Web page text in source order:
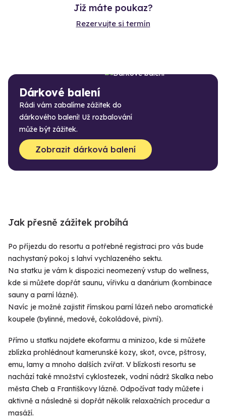
Již máte poukaz?
Rezervujte si termín
Dárkové balení
Rádi vám zabalíme zážitek do
dárkového balení! Už rozbalování
může být zážitek.
Zobrazit dárková balení
Jak přesně zážitek probíhá
Po příjezdu do resortu a potřebné registraci pro vás bude
nachystaný pokoj s lahví vychlazeného sektu.
Na statku je vám k dispozici neomezený vstup do wellness,
kde si můžete dopřát saunu, vířivku a danárium (kombinace
sauny a parní lázně).
Navíc je možné zajistit římskou parní lázeň nebo aromatické
koupele (bylinné, medové, čokoládové, pivní).
Přímo u statku najdete ekofarmu a minizoo, kde si můžete
zblízka prohlédnout kamerunské kozy, skot, ovce, pštrosy,
emu, lamy a mnoho dalších zvířat. V blízkosti resortu se
nachází také množství cyklostezek, vodní nádrž Skalka nebo
města Cheb a Františkovy lázně. Odpočívat tady můžete i
aktivně a následně si dopřát několik relaxačních procedur a
masáží.